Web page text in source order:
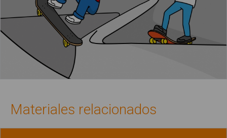
Materiales relacionados